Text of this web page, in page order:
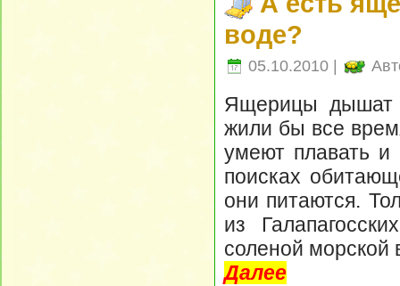
воде?
05.10.2010 |
Ящерицы дышат
жили бы все
умеют плавать и
поисках
они питаются.
из
соленой морской
Далее